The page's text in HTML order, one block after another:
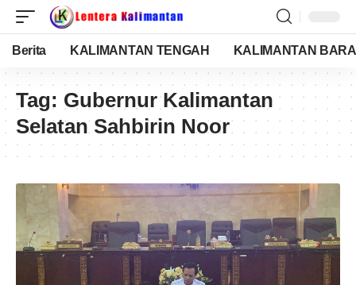
Berita KALIMANTAN TENGAH KALIMANTAN
Tag: Gubernur Kalimantan
Selatan Sahbirin Noor